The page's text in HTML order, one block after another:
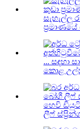
සැහැල්ලු
... සඳහා
කොළ
හෙවි ඩියුටි
ලීෆ්